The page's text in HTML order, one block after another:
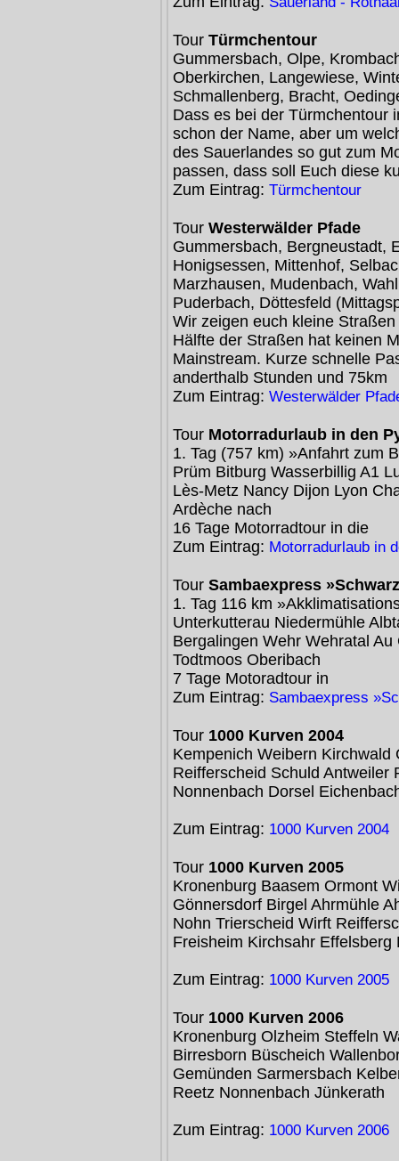
Tour Türmchentour
Gummersbach, Olpe,
Oberkirchen, Langewiese,
Schmallenberg, Bracht,
Dass es bei der Türmchentour
schon der Name, aber um
des Sauerlandes so gut zum
passen, dass soll Euch diese
Zum Eintrag: Türmchentour
Tour Westerwälder Pfade
Gummersbach, Bergneustadt,
Honigsessen, Mittenhof,
Marzhausen, Mudenbach,
Puderbach, Döttesfeld
Wir zeigen euch kleine
Hälfte der Straßen hat keinen
Mainstream. Kurze schnelle
anderthalb Stunden und 75km
Zum Eintrag: Westerwälder
Tour Motorradurlaub in den
1. Tag (757 km) »Anfahrt zum
Prüm Bitburg Wasserbillig A1
Lès-Metz Nancy Dijon Lyon
Ardèche nach
16 Tage Motorradtour in die
Zum Eintrag: Motorradurlaub in
Tour Sambaexpress
1. Tag 116 km
Unterkutterau Niedermühle
Bergalingen Wehr Wehratal
Todtmoos Oberibach
7 Tage Motoradtour in
Zum Eintrag: Sambaexpress
Tour 1000 Kurven 2004
Kempenich Weibern
Reifferscheid Schuld Antweiler
Nonnenbach Dorsel
Zum Eintrag: 1000 Kurven 2004
Tour 1000 Kurven 2005
Kronenburg Baasem Ormont
Gönnersdorf Birgel Ahrmühle
Nohn Trierscheid Wirft
Freisheim Kirchsahr Effelsberg
Zum Eintrag: 1000 Kurven 2005
Tour 1000 Kurven 2006
Kronenburg Olzheim Steffeln
Birresborn Büscheich
Gemünden Sarmersbach
Reetz Nonnenbach Jünkerath
Zum Eintrag: 1000 Kurven 2006